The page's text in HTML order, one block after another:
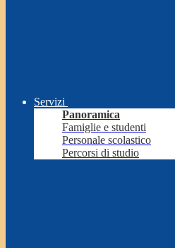
Servizi
Panoramica
Famiglie e studenti
Personale scolastico
Percorsi di studio